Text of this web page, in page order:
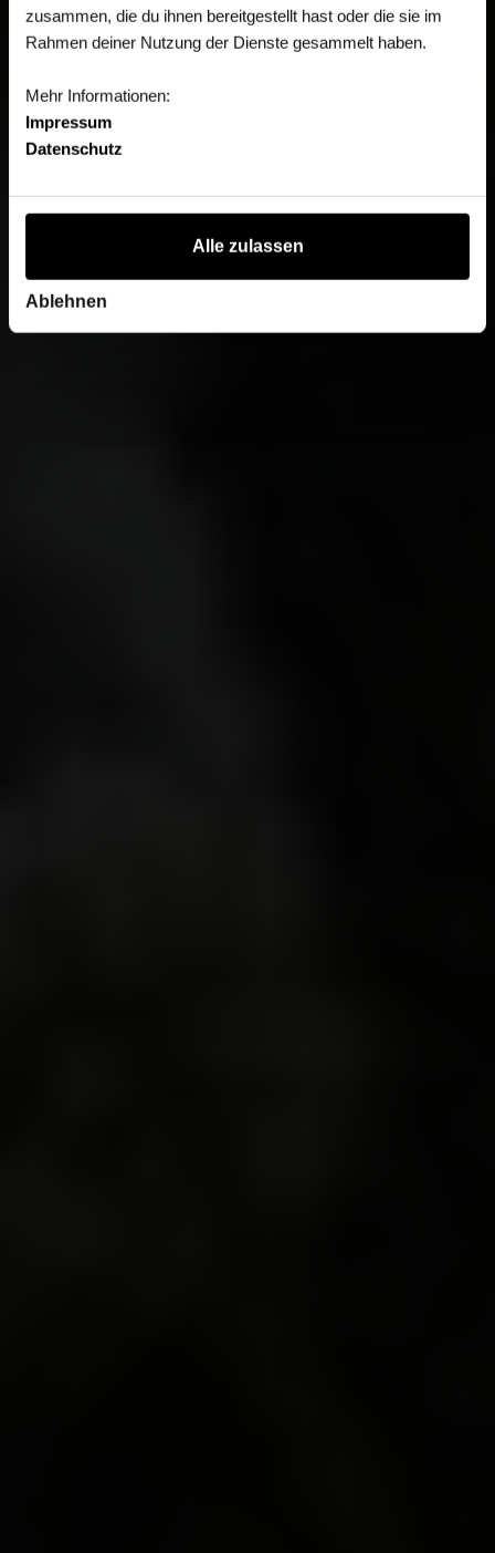
zusammen, die du ihnen bereitgestellt hast oder die sie im
Rahmen deiner Nutzung der Dienste gesammelt haben.
Mehr Informationen:
Impressum
Datenschutz
Alle zulassen
Ablehnen